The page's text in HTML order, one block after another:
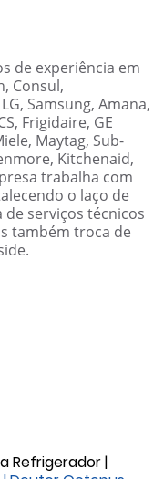
de experiência em
Consul,
Samsung, Amana,
Frigidaire, GE
Maytag, Sub-
Kitchenaid,
trabalha com
o laço de
serviços técnicos
também troca de
Refrigerador |